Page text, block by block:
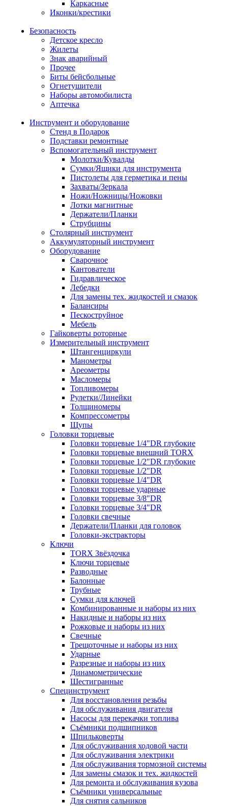
Каркасные
Иконки/крестики
Безопасность
Детское кресло
Жилеты
Знак аварийный
Прочее
Биты бейсбольные
Огнетушители
Наборы автомобилиста
Аптечка
Инструмент и оборудование
Стенд в Подарок
Подставки ремонтные
Вспомогательный инструмент
Молотки/Кувалды
Сумки/Ящики для инструмента
Пистолеты для герметика и пены
Захваты/Зеркала
Ножи/Ножницы/Ножовки
Лотки магнитные
Держатели/Планки
Струбцины
Столярный инструмент
Аккумуляторный инструмент
Оборудование
Сварочное
Кантователи
Гидравлическое
Лебедки
Для замены тех. жидкостей и смазок
Балансиры
Пескоструйное
Мебель
Гайковерты роторные
Измерительный инструмент
Штангенциркули
Манометры
Ареометры
Масломеры
Топливомеры
Рулетки/Линейки
Толщиномеры
Компрессометры
Щупы
Головки торцевые
Головки торцевые 1/4"DR глубокие
Головки торцевые внешний TORX
Головки торцевые 1/2"DR глубокие
Головки торцевые 1/2"DR
Головки торцевые 1/4"DR
Головки торцевые ударные
Головки торцевые 3/8"DR
Головки торцевые 3/4"DR
Головки свечные
Держатели/Планки для головок
Головки-экстракторы
Ключи
TORX Звёздочка
Ключи торцевые
Разводные
Балонные
Трубные
Сумки для ключей
Комбинированные и наборы из них
Накидные и наборы из них
Рожковые и наборы из них
Свечные
Трещоточные и наборы из них
Ударные
Разрезные и наборы из них
Динамометрические
Шестигранные
Специнструмент
Для восстановления резьбы
Для обслуживания двигателя
Насосы для перекачки топлива
Съёмники подшипников
Шпильковерты
Для обслуживания ходовой части
Для обслуживания электрики
Для обслуживания тормозной системы
Для замены смазок и тех. жидкостей
Для ремонта и обслуживания кузова
Съёмники универсальные
Для снятия сальников